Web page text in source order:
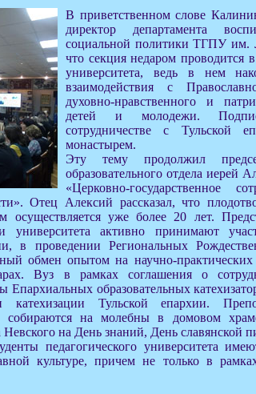
В приветственном слове
директор департамента
социальной политики ТГПУ им.
что секция недаром проводится
университета, ведь в нем
взаимодействия с
духовно-нравственного и
детей и молодежи.
сотрудничестве с Тульской
монастырем.
Эту тему продолжил
образовательного отдела иерей
«Церковно-государственное
Отец Алексий рассказал, что
осуществляется уже более 20 лет.
университета активно принимают
в проведении Региональных
обмен опытом на научно-
Вуз в рамках соглашения о
Епархиальных образовательных
катехизации Тульской епархии.
собираются на молебны в домовом
Невского на День знаний, День славянской
педагогического университета
культуре, причем не только в